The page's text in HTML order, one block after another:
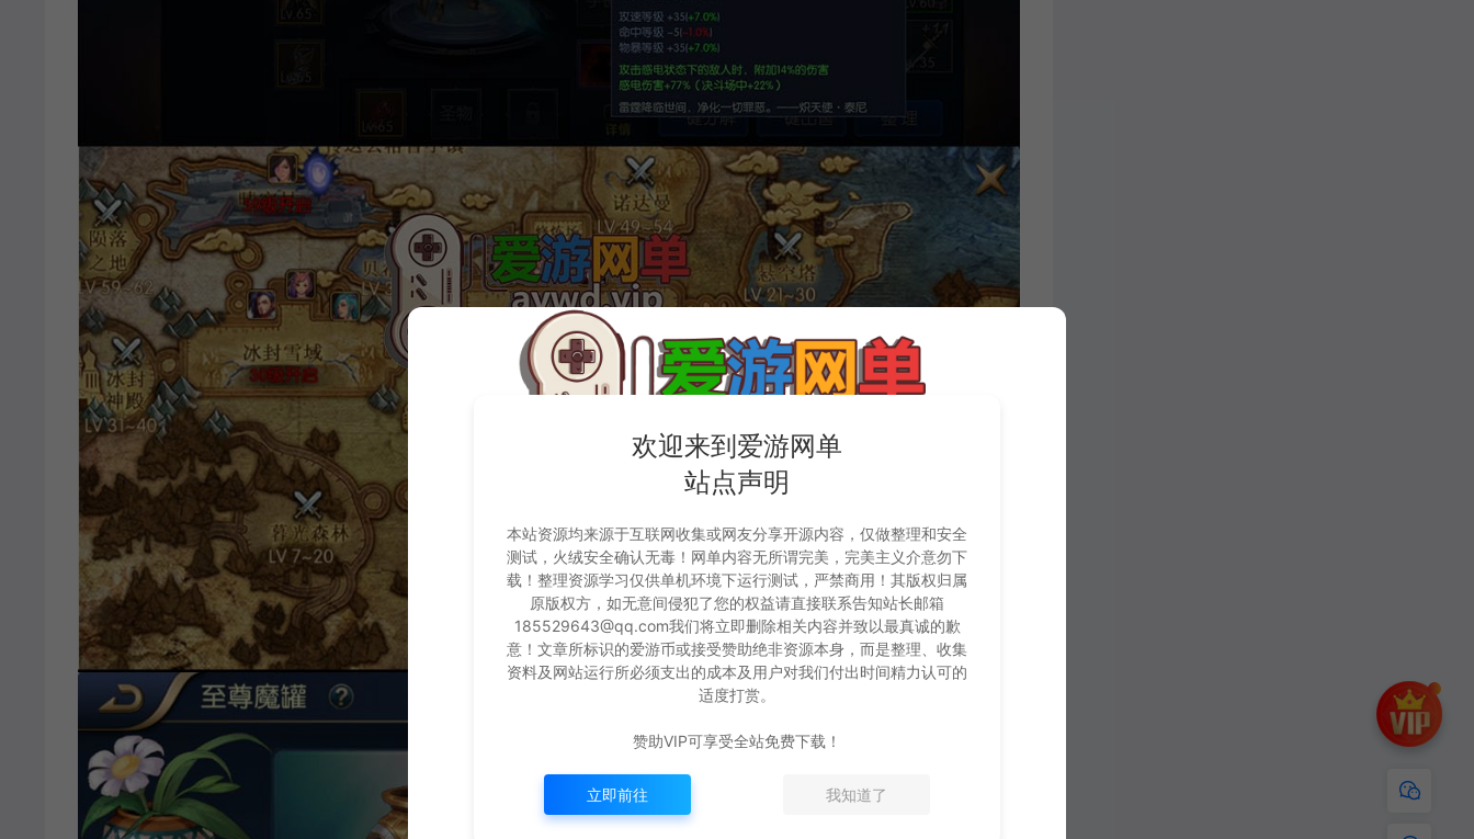
欢迎来到爱游网单
站点声明
本站资源均来源于互联网收集或网友分享开源内容，仅做整理和安全
测试，火绒安全确认无毒！网单内容无所谓完美，完美主义介意勿下
载！整理资源学习仅供单机环境下运行测试，严禁商用！其版权归属
原版权方，如无意间侵犯了您的权益请直接联系告知站长邮箱
185529643@qq.com我们将立即删除相关内容并致以最真诚的歉
意！文章所标识的爱游币或接受赞助绝非资源本身，而是整理、收集
资料及网站运行所必须支出的成本及用户对我们付出时间精力认可的
适度打赏。
赞助VIP可享受全站免费下载！
立即前往 我知道了